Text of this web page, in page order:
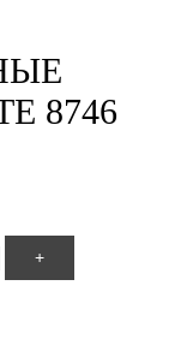
8746
+